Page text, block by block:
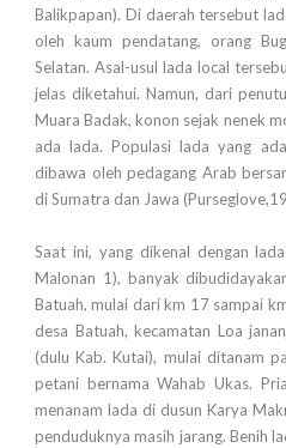
Balikpapan). Di daerah tersebut
oleh kaum pendatang, orang
Selatan. Asal-usul lada local
jelas diketahui. Namun, dari
Muara Badak, konon sejak nenek
ada lada. Populasi lada yang
dibawa oleh pedagang Arab
di Sumatra dan Jawa
Saat ini, yang dikenal dengan
Malonan 1), banyak
Batuah, mulai dari km 17 sampai
desa Batuah, kecamatan Loa
(dulu Kab. Kutai), mulai ditanam
petani bernama Wahab Ukas.
menanam lada di dusun Karya
penduduknya masih jarang. Benih